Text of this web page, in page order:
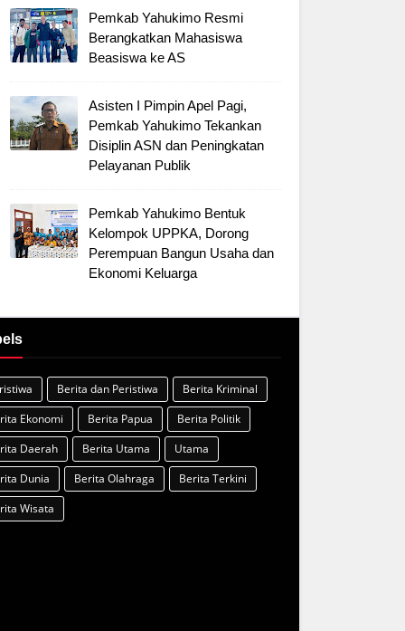
Pemkab Yahukimo Resmi
Berangkatkan Mahasiswa
Beasiswa ke AS
Asisten I Pimpin Apel Pagi,
Pemkab Yahukimo Tekankan
Disiplin ASN dan Peningkatan
Pelayanan Publik
Pemkab Yahukimo Bentuk
Kelompok UPPKA, Dorong
Perempuan Bangun Usaha dan
Ekonomi Keluarga
Berita dan Peristiwa
Berita Kriminal
Ekonomi
Berita Papua
Berita Politik
Daerah
Berita Utama
Utama
Dunia
Berita Olahraga
Berita Terkini
Wisata